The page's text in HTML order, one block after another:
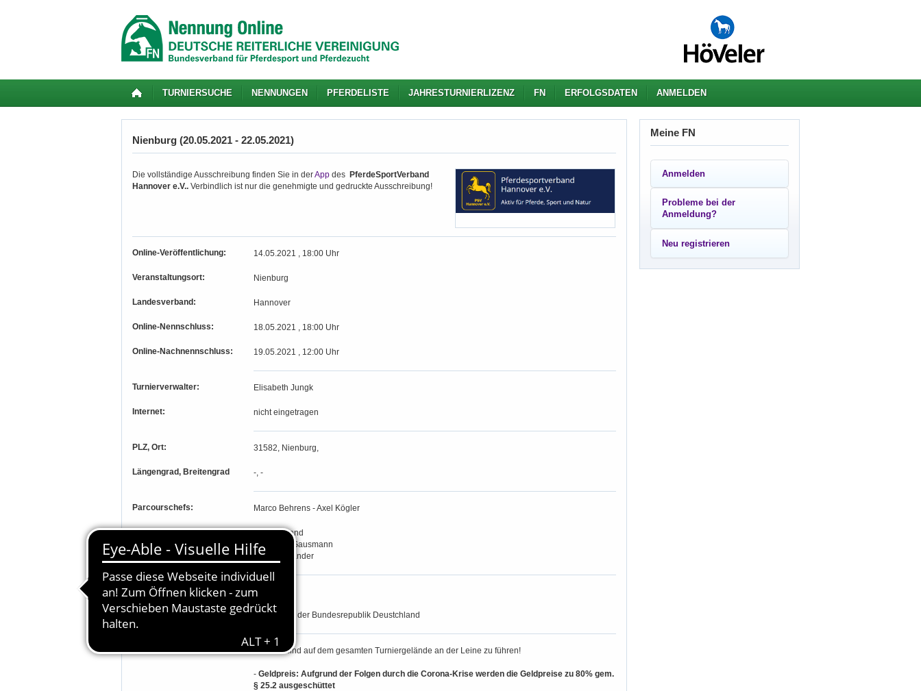
TURNIERSUCHE NENNUNGEN PFERDELISTE JAHRESTURNIERLIZENZ FN ERFOLGSDATEN ANMELDEN
Nienburg (20.05.2021 - 22.05.2021)
Die vollständige Ausschreibung finden Sie in derApp des PferdeSportVerband
Hannover e.V.. Verbindlich ist nur die genehmigte und gedruckte Ausschreibung!
Online-Veröffentlichung: 14.05.2021 , 18:00 Uhr
Veranstaltungsort: Nienburg
Landesverband: Hannover
Online-Nennschluss: 18.05.2021 , 18:00 Uhr
Online-Nachnennschluss: 19.05.2021 , 12:00 Uhr
Turnierverwalter: Elisabeth Jungk
Internet: nicht eingetragen
PLZ, Ort: 31582, Nienburg,
Längengrad, Breitengrad -, -
Parcourschefs: Marco Behrens - Axel Kögler
Richter:
Ilona Colland
Katharina Gausmann
Matthias Zander
Teilnahmeberechtigung:
Teilnehmer der Bundesrepublik Deustchland
Besondere Bestimmungen: - Hunde sind auf dem gesamten Turniergelände an der Leine zu führen!
- Geldpreis: Aufgrund der Folgen durch die Corona-Krise werden die Geldpreise zu 80% gem.
§ 25.2 ausgeschüttet
Meine FN
Anmelden
Probleme bei der
Anmeldung?
Neu registrieren